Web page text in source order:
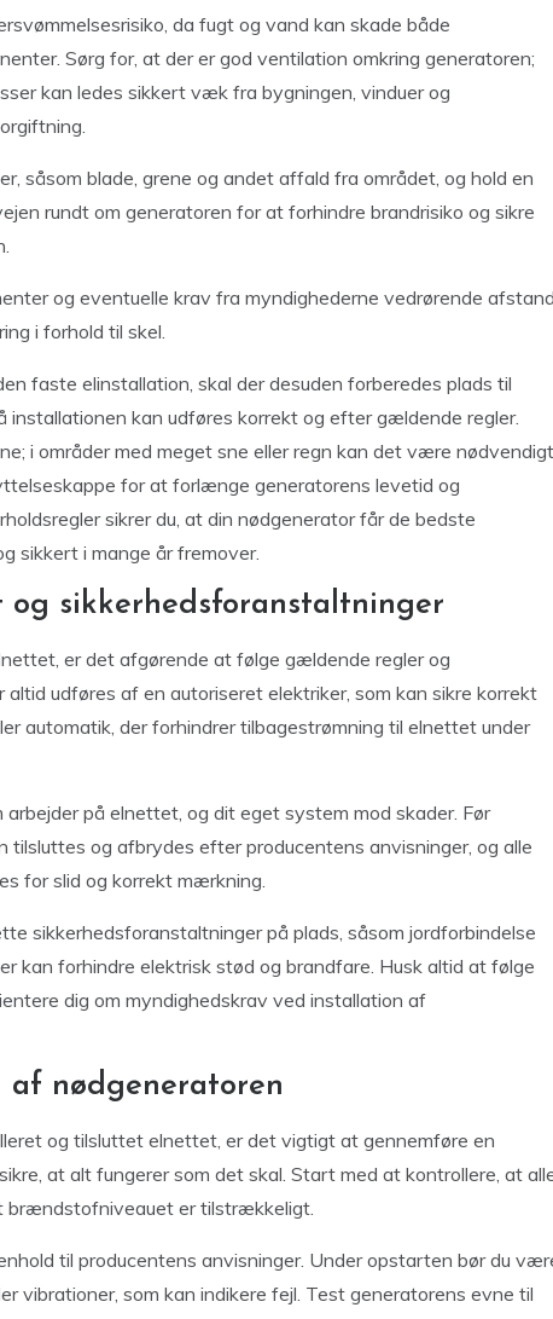
da fugt og vand kan skade både
Sørg for, at der er god ventilation omkring generatoren;
kan ledes sikkert væk fra bygningen, vinduer og
såsom blade, grene og andet affald fra området, og hold en
rundt om generatoren for at forhindre brandrisiko og sikre
og eventuelle krav fra myndighederne vedrørende afstand
i forhold til skel.
faste elinstallation, skal der desuden forberedes plads til
installationen kan udføres korrekt og efter gældende regler.
i områder med meget sne eller regn kan det være nødvendigt
for at forlænge generatorens levetid og
sikrer du, at din nødgenerator får de bedste
sikkert i mange år fremover.
sikkerhedsforanstaltninger
er det afgørende at følge gældende regler og
udføres af en autoriseret elektriker, som kan sikre korrekt
automatik, der forhindrer tilbagestrømning til elnettet under
på elnettet, og dit eget system mod skader. Før
tilsluttes og afbrydes efter producentens anvisninger, og alle
for slid og korrekt mærkning.
sikkerhedsforanstaltninger på plads, såsom jordforbindelse
kan forhindre elektrisk stød og brandfare. Husk altid at følge
dig om myndighedskrav ved installation af
af nødgeneratoren
og tilsluttet elnettet, er det vigtigt at gennemføre en
at alt fungerer som det skal. Start med at kontrollere, at
brændstofniveauet er tilstrækkeligt.
til producentens anvisninger. Under opstarten bør du
vibrationer, som kan indikere fejl. Test generatorens evne til